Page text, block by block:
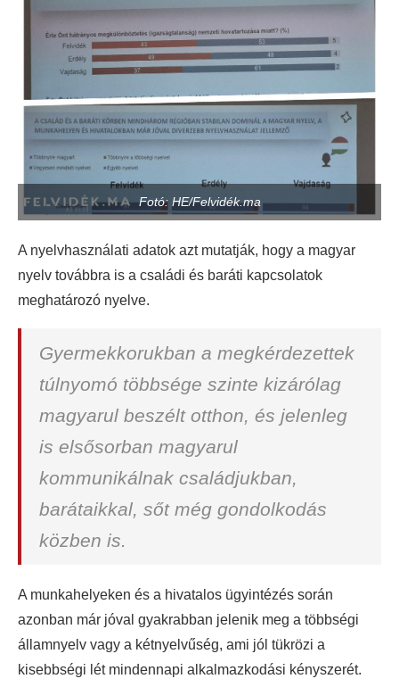
Fotó: HE/Felvidék.ma
A nyelvhasználati adatok azt mutatják, hogy a magyar
nyelv továbbra is a családi és baráti kapcsolatok
meghatározó nyelve.
Gyermekkorukban a megkérdezettek
túlnyomó többsége szinte kizárólag
magyarul beszélt otthon, és jelenleg
is elsősorban magyarul
kommunikálnak családjukban,
barátaikkal, sőt még gondolkodás
közben is.
A munkahelyeken és a hivatalos ügyintézés során
azonban már jóval gyakrabban jelenik meg a többségi
államnyelv vagy a kétnyelvűség, ami jól tükrözi a
kisebbségi lét mindennapi alkalmazkodási kényszerét.